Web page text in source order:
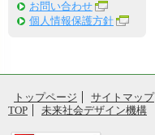
お問い合わせ
個人情報保護方針
トップページ サイトマップ
TOP
未来社会デザイン機構